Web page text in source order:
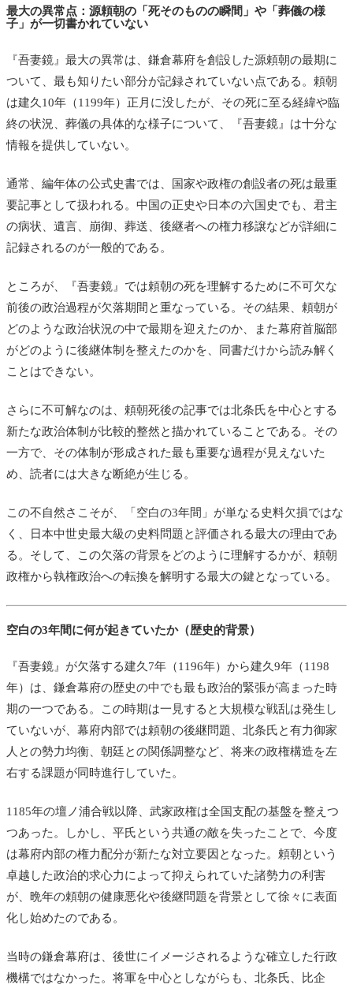
最大の異常点：源頼朝の「死そのものの瞬間」や「葬儀の様
子」が一切書かれていない
『吾妻鏡』最大の異常は、鎌倉幕府を創設した源頼朝の最期に
ついて、最も知りたい部分が記録されていない点である。頼朝
は建久10年（1199年）正月に没したが、その死に至る経緯や臨
終の状況、葬儀の具体的な様子について、『吾妻鏡』は十分な
情報を提供していない。
通常、編年体の公式史書では、国家や政権の創設者の死は最重
要記事として扱われる。中国の正史や日本の六国史でも、君主
の病状、遺言、崩御、葬送、後継者への権力移譲などが詳細に
記録されるのが一般的である。
ところが、『吾妻鏡』では頼朝の死を理解するために不可欠な
前後の政治過程が欠落期間と重なっている。その結果、頼朝が
どのような政治状況の中で最期を迎えたのか、また幕府首脳部
がどのように後継体制を整えたのかを、同書だけから読み解く
ことはできない。
さらに不可解なのは、頼朝死後の記事では北条氏を中心とする
新たな政治体制が比較的整然と描かれていることである。その
一方で、その体制が形成された最も重要な過程が見えないた
め、読者には大きな断絶が生じる。
この不自然さこそが、「空白の3年間」が単なる史料欠損ではな
く、日本中世史最大級の史料問題と評価される最大の理由であ
る。そして、この欠落の背景をどのように理解するかが、頼朝
政権から執権政治への転換を解明する最大の鍵となっている。
空白の3年間に何が起きていたか（歴史的背景）
『吾妻鏡』が欠落する建久7年（1196年）から建久9年（1198
年）は、鎌倉幕府の歴史の中でも最も政治的緊張が高まった時
期の一つである。この時期は一見すると大規模な戦乱は発生し
ていないが、幕府内部では頼朝の後継問題、北条氏と有力御家
人との勢力均衡、朝廷との関係調整など、将来の政権構造を左
右する課題が同時進行していた。
1185年の壇ノ浦合戦以降、武家政権は全国支配の基盤を整えつ
つあった。しかし、平氏という共通の敵を失ったことで、今度
は幕府内部の権力配分が新たな対立要因となった。頼朝という
卓越した政治的求心力によって抑えられていた諸勢力の利害
が、晩年の頼朝の健康悪化や後継問題を背景として徐々に表面
化し始めたのである。
当時の鎌倉幕府は、後世にイメージされるような確立した行政
機構ではなかった。将軍を中心としながらも、北条氏、比企